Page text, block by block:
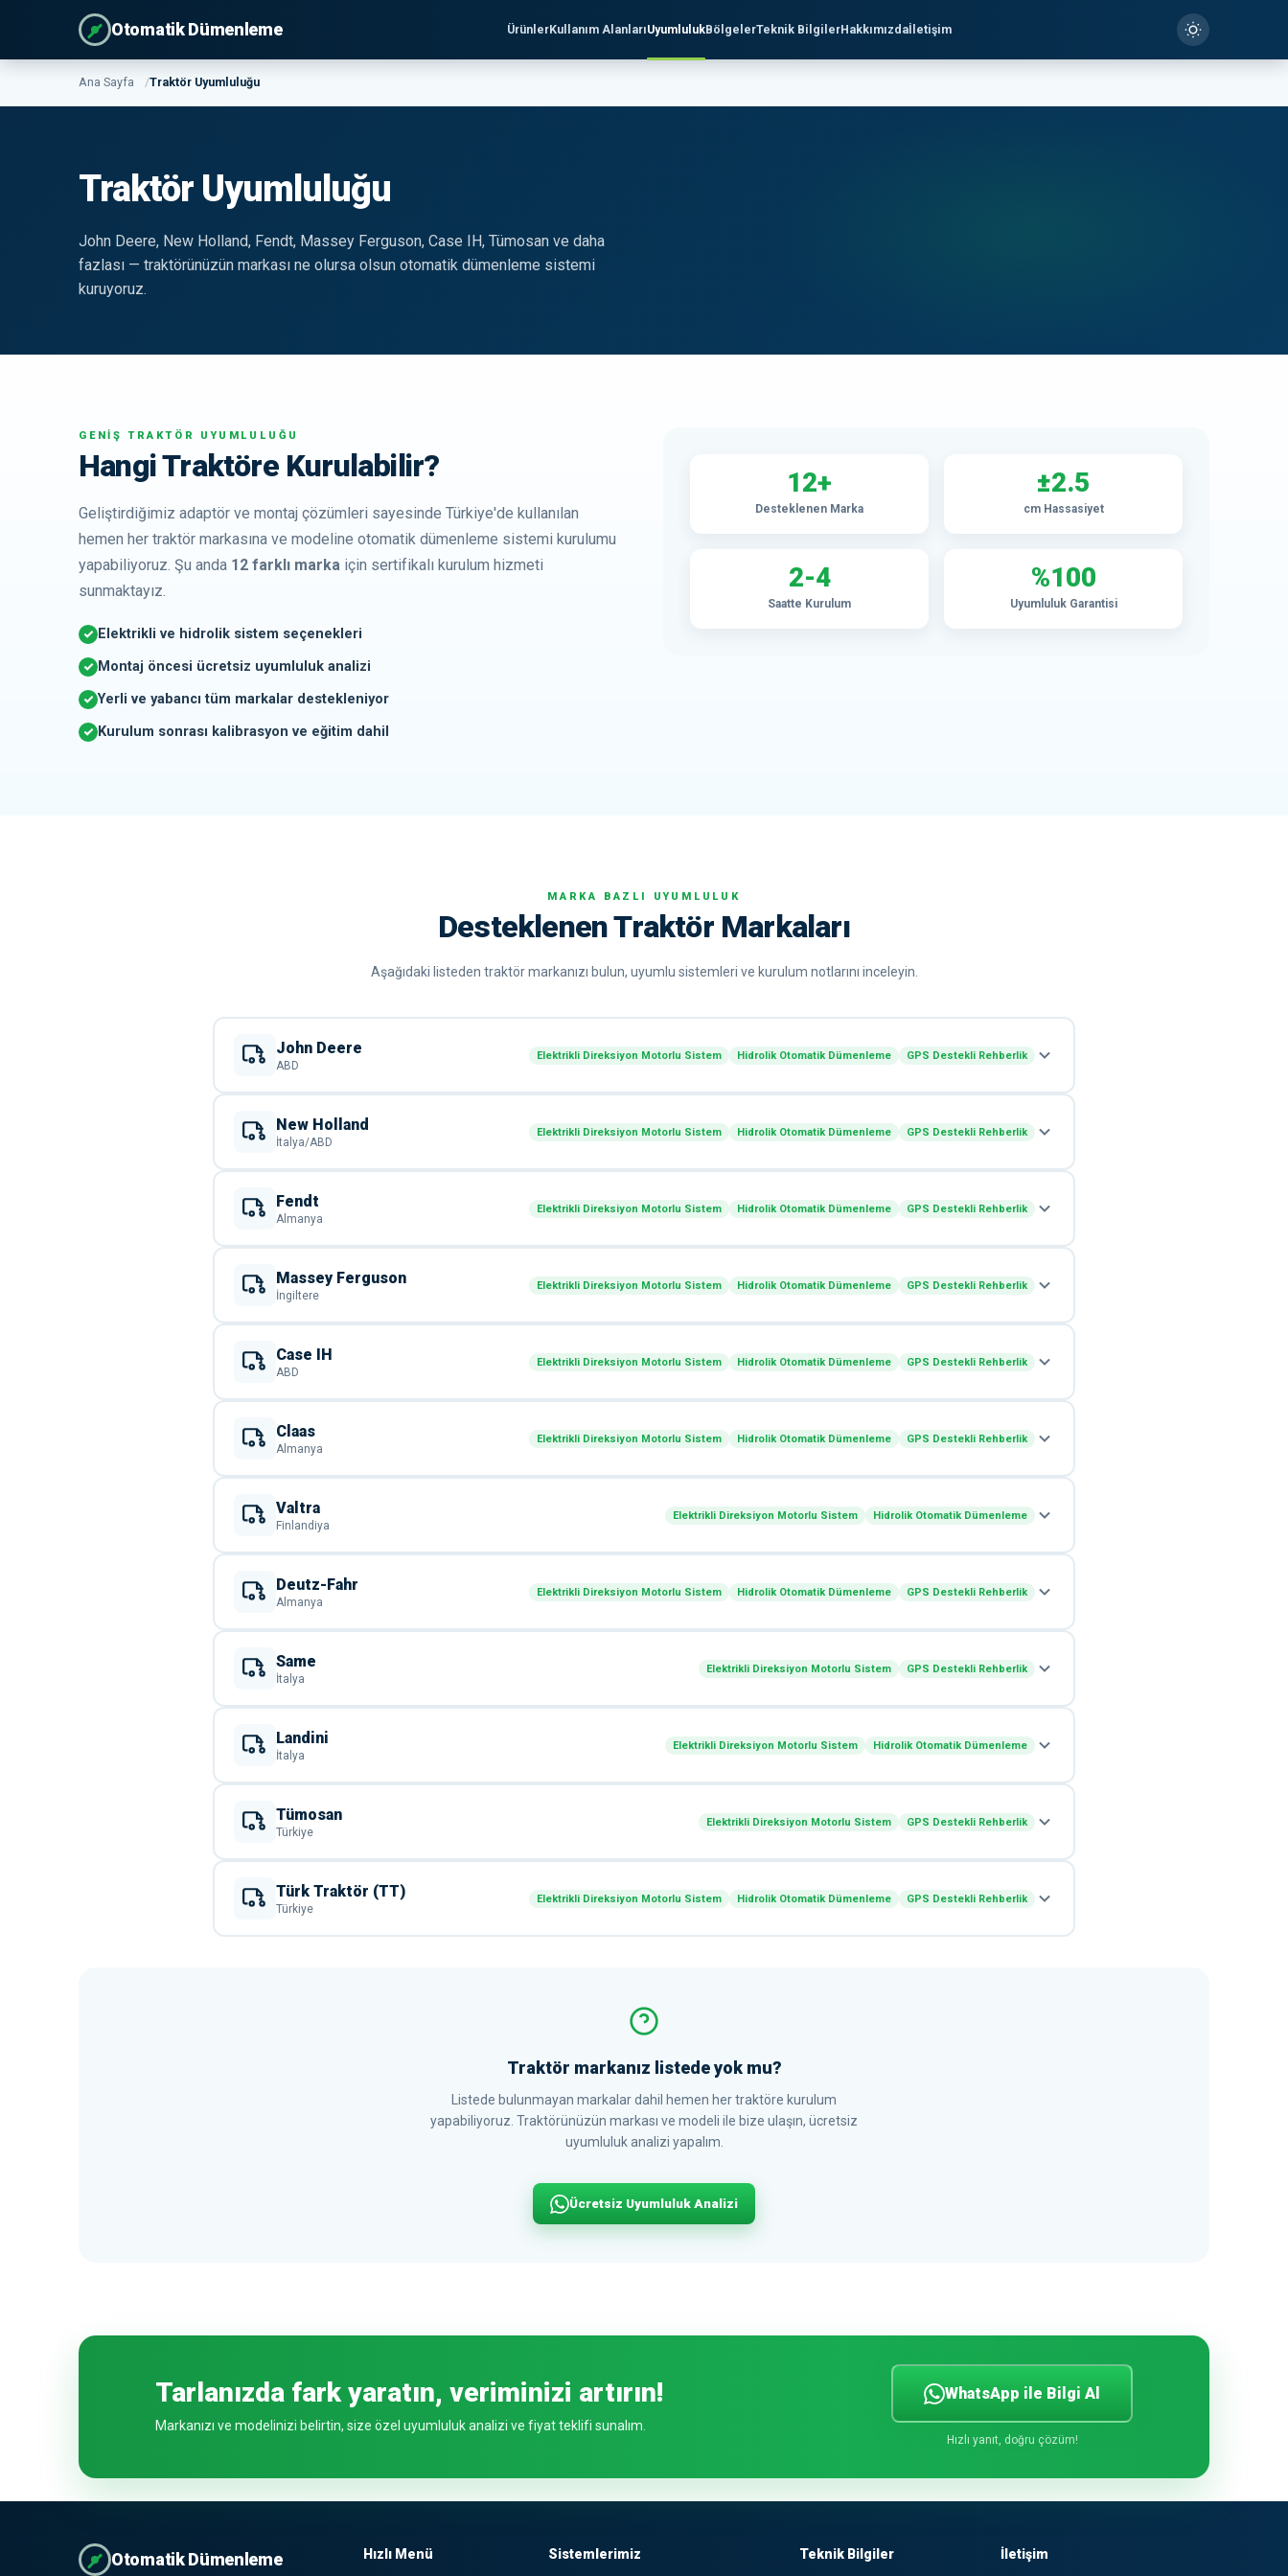
Otomatik Dümenleme ÜrünlerKullanım AlanlarıUyumlulukBölgelerTeknik BilgilerHakkımızdaİletişim
Ana Sayfa Traktör Uyumluluğu
Traktör Uyumluluğu
John Deere, New Holland, Fendt, Massey Ferguson, Case IH, Tümosan ve daha
fazlası — traktörünüzün markası ne olursa olsun otomatik dümenleme sistemi
kuruyoruz.
GENİŞ TRAKTÖR UYUMLULUĞU
Hangi Traktöre Kurulabilir?
Geliştirdiğimiz adaptör ve montaj çözümleri sayesinde Türkiye'de kullanılan
hemen her traktör markasına ve modeline otomatik dümenleme sistemi kurulumu
yapabiliyoruz. Şu anda 12 farklı marka için sertifikalı kurulum hizmeti
sunmaktayız.
Elektrikli ve hidrolik sistem seçenekleri
Montaj öncesi ücretsiz uyumluluk analizi
Yerli ve yabancı tüm markalar destekleniyor
Kurulum sonrası kalibrasyon ve eğitim dahil
12+
Desteklenen Marka
±2.5
cm Hassasiyet
2-4
Saatte Kurulum
%100
Uyumluluk Garantisi
MARKA BAZLI UYUMLULUK
Desteklenen Traktör Markaları
Aşağıdaki listeden traktör markanızı bulun, uyumlu sistemleri ve kurulum notlarını inceleyin.
John Deere
ABD
Elektrikli Direksiyon Motorlu Sistem Hidrolik Otomatik Dümenleme GPS Destekli Rehberlik
New Holland
İtalya/ABD
Elektrikli Direksiyon Motorlu Sistem Hidrolik Otomatik Dümenleme GPS Destekli Rehberlik
Fendt
Almanya
Elektrikli Direksiyon Motorlu Sistem Hidrolik Otomatik Dümenleme GPS Destekli Rehberlik
Massey Ferguson
İngiltere
Elektrikli Direksiyon Motorlu Sistem Hidrolik Otomatik Dümenleme GPS Destekli Rehberlik
Case IH
ABD
Elektrikli Direksiyon Motorlu Sistem Hidrolik Otomatik Dümenleme GPS Destekli Rehberlik
Claas
Almanya
Elektrikli Direksiyon Motorlu Sistem Hidrolik Otomatik Dümenleme GPS Destekli Rehberlik
Valtra
Finlandiya
Elektrikli Direksiyon Motorlu Sistem Hidrolik Otomatik Dümenleme
Deutz-Fahr
Almanya
Elektrikli Direksiyon Motorlu Sistem Hidrolik Otomatik Dümenleme GPS Destekli Rehberlik
Same
İtalya
Elektrikli Direksiyon Motorlu Sistem GPS Destekli Rehberlik
Landini
İtalya
Elektrikli Direksiyon Motorlu Sistem Hidrolik Otomatik Dümenleme
Tümosan
Türkiye
Elektrikli Direksiyon Motorlu Sistem GPS Destekli Rehberlik
Türk Traktör (TT)
Türkiye
Elektrikli Direksiyon Motorlu Sistem Hidrolik Otomatik Dümenleme GPS Destekli Rehberlik
Traktör markanız listede yok mu?
Listede bulunmayan markalar dahil hemen her traktöre kurulum
yapabiliyoruz. Traktörünüzün markası ve modeli ile bize ulaşın, ücretsiz
uyumluluk analizi yapalım.
Ücretsiz Uyumluluk Analizi
Tarlanızda fark yaratın, veriminizi artırın!
Markanızı ve modelinizi belirtin, size özel uyumluluk analizi ve fiyat teklifi sunalım.
WhatsApp ile Bilgi Al
Hızlı yanıt, doğru çözüm!
Otomatik Dümenleme Hızlı Menü Sistemlerimiz Teknik Bilgiler İletişim